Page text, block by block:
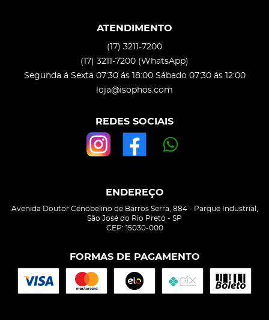
ATENDIMENTO
(17) 3211-7200
(17) 3211-7200 (WhatsApp)
Segunda á Sexta 07:30 ás 18:00 Sábado 07:30 ás 12:00
loja@isophos.com
REDES SOCIAIS
ENDEREÇO
Avenida Doutor Cenobelino de Barros Serra, 884- Parque Industrial,
São José do Rio Preto - SP
CEP: 15030-000
FORMAS DE PAGAMENTO